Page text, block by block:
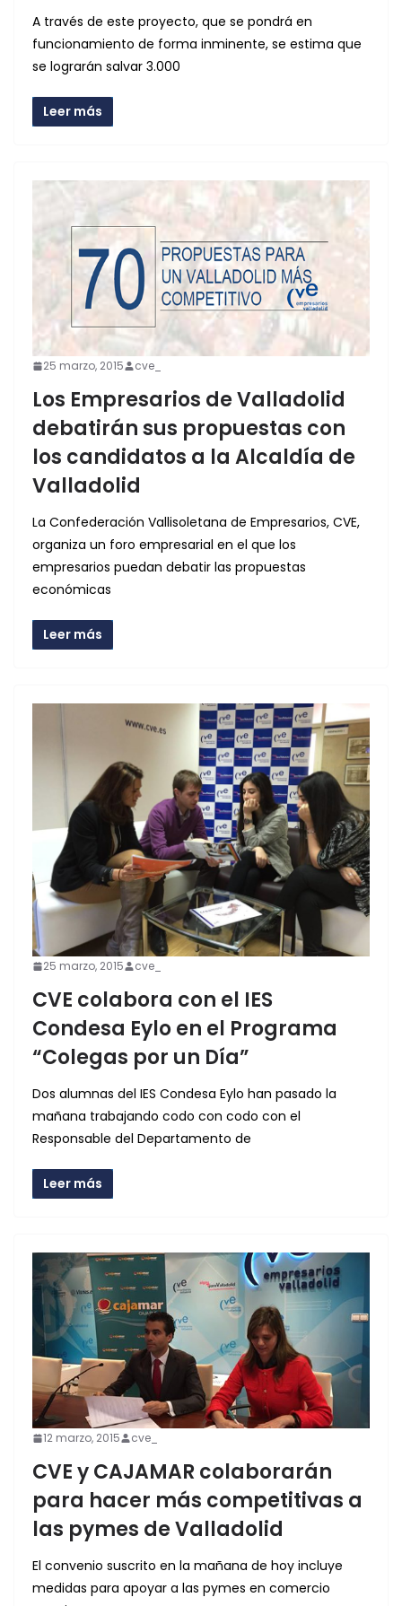
A través de este proyecto, que se pondrá en
funcionamiento de forma inminente, se estima que
se lograrán salvar 3.000
Leer más
25 marzo, 2015 cve_
Los Empresarios de Valladolid
debatirán sus propuestas con
los candidatos a la Alcaldía de
Valladolid
La Confederación Vallisoletana de Empresarios, CVE,
organiza un foro empresarial en el que los
empresarios puedan debatir las propuestas
económicas
Leer más
25 marzo, 2015 cve_
CVE colabora con el IES
Condesa Eylo en el Programa
“Colegas por un Día”
Dos alumnas del IES Condesa Eylo han pasado la
mañana trabajando codo con codo con el
Responsable del Departamento de
Leer más
12 marzo, 2015 cve_
CVE y CAJAMAR colaborarán
para hacer más competitivas a
las pymes de Valladolid
El convenio suscrito en la mañana de hoy incluye
medidas para apoyar a las pymes en comercio